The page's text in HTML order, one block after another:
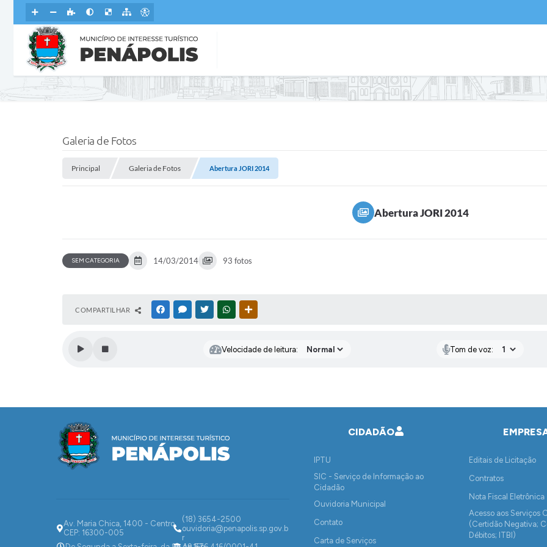
Galeria de Fotos
Principal Galeria de Fotos Abertura JORI 2014
Abertura JORI 2014
SEM CATEGORIA 14/03/2014 93 fotos
COMPARTILHAR FACEBOOKMESSENGER
TWITTERWHATSAPP
Velocidade de leitura: Tom de voz:
Av. Maria Chica, 1400 - Centro
CEP: 16300-005
(18) 3654-2500
ouvidoria@penapolis.sp.gov.b
r
CIDADÃO
IPTU
SIC - Serviço de Informação ao
Cidadão
Ouvidoria Municipal
Contato
Carta de Serviços
Editais de Licitação
Contratos
Nota Fiscal Eletrônica
Acesso aos Serviços
(Certidão Negativa;
Débitos; ITBI)